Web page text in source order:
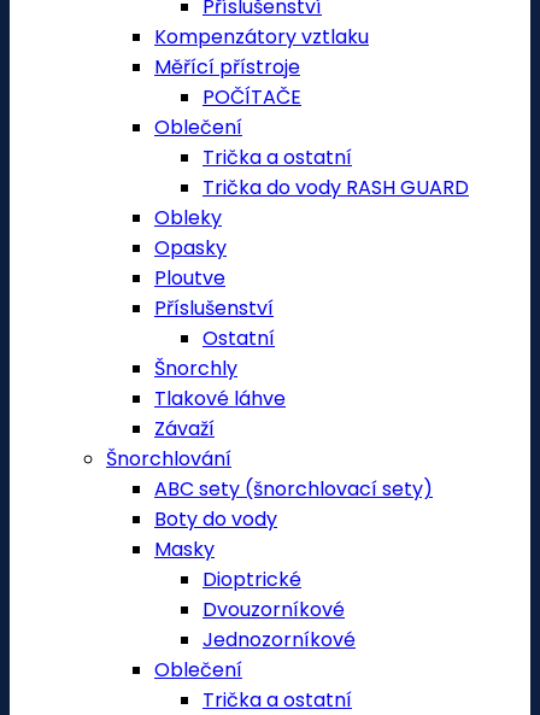
Příslušenství
Kompenzátory vztlaku
Měřící přístroje
POČÍTAČE
Oblečení
Trička a ostatní
Trička do vody RASH GUARD
Obleky
Opasky
Ploutve
Příslušenství
Ostatní
Šnorchly
Tlakové láhve
Závaží
Šnorchlování
ABC sety (šnorchlovací sety)
Boty do vody
Masky
Dioptrické
Dvouzorníkové
Jednozorníkové
Oblečení
Trička a ostatní